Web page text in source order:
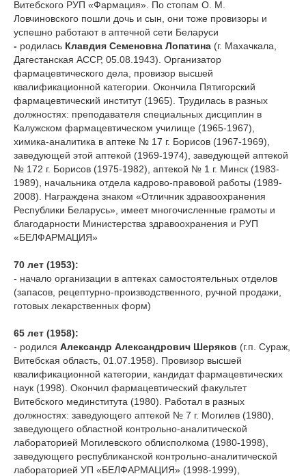
Витебского РУП «Фармация». По стопам О. М.
Ловчиновского пошли дочь и сын, они тоже провизоры и
успешно работают в аптечной сети Беларуси
- родилась Клавдия Семеновна Лопатина (г. Махачкала,
Дагестанская АССР, 05.08.1943). Организатор
фармацевтического дела, провизор высшей
квалификационной категории. Окончила Пятигорский
фармацевтический институт (1965). Трудилась в разных
должностях: преподавателя специальных дисциплин в
Калужском фармацевтическом училище (1965-1967),
химика-аналитика в аптеке № 17 г. Борисов (1967-1969),
заведующей этой аптекой (1969-1974), заведующей аптекой
№ 172 г. Борисов (1975-1982), аптекой № 1 г. Минск (1983-
1989), начальника отдела кадрово-правовой работы (1989-
2008). Награждена знаком «Отличник здравоохранения
Республики Беларусь», имеет многочисленные грамоты и
благодарности Министерства здравоохранения и РУП
«БЕЛФАРМАЦИЯ»
70 лет (1953):
- начало организации в аптеках самостоятельных отделов
(запасов, рецептурно-производственного, ручной продажи,
готовых лекарственных форм)
65 лет (1958):
- родился Александр Александрович Шеряков (г.п. Сураж,
Витебская область, 01.07.1958). Провизор высшей
квалификационной категории, кандидат фармацевтических
наук (1998). Окончил фармацевтический факультет
Витебского мединститута (1980). Работал в разных
должностях: заведующего аптекой № 7 г. Могилев (1980),
заведующего областной контрольно-аналитической
лабораторией Могилевского облисполкома (1980-1998),
заведующего республиканской контрольно-аналитической
лабораторией УП «БЕЛФАРМАЦИЯ» (1998-1999),